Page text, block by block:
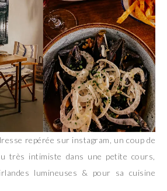
repérée sur instagram, un coup de
très intimiste dans une petite cours,
lumineuses & pour sa cuisine